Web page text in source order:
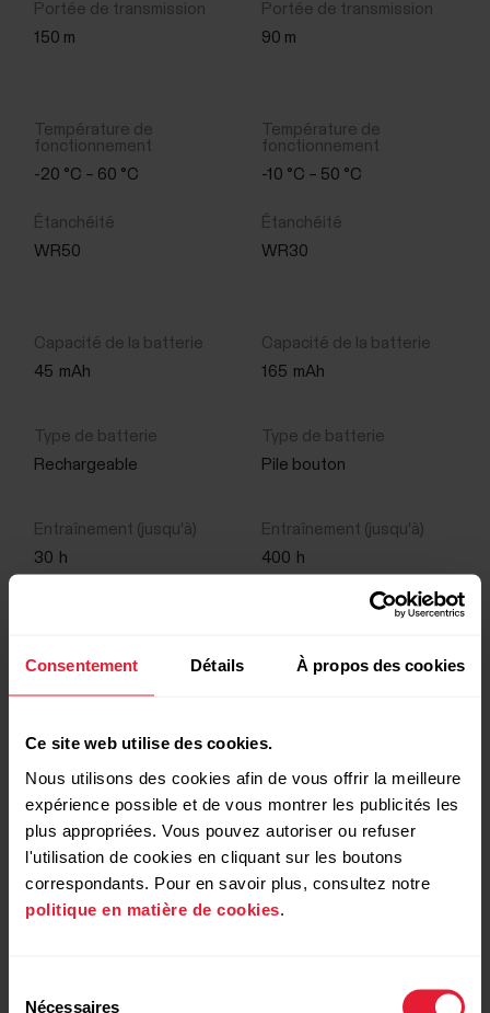
Consentement Détails À propos des cookies
Ce site web utilise des cookies.
Nous utilisons des cookies afin de vous offrir la meilleure
expérience possible et de vous montrer les publicités les
plus appropriées. Vous pouvez autoriser ou refuser
l'utilisation de cookies en cliquant sur les boutons
correspondants. Pour en savoir plus, consultez notre
politique en matière de cookies
Nécessaires
150 m 90 m
-20 °C – 60 °C -10 °C – 50 °C
WR50 WR30
45 mAh 165 mAh
Rechargeable Pile bouton
30 h 400 h
Oui Oui
- Oui